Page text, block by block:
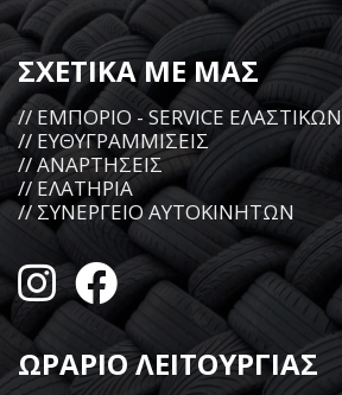
ΣΧΕΤΙΚΑ ΜΕ ΜΑΣ
// ΕΜΠΟΡΙΟ - SERVICE ΕΛΑΣΤΙΚΩΝ
// ΕΥΘΥΓΡΑΜΜΙΣΕΙΣ
// ΑΝΑΡΤΗΣΕΙΣ
// ΕΛΑΤΗΡΙΑ
// ΣΥΝΕΡΓΕΙΟ ΑΥΤΟΚΙΝΗΤΩΝ
ΩΡΑΡΙΟ ΛΕΙΤΟΥΡΓΙΑΣ